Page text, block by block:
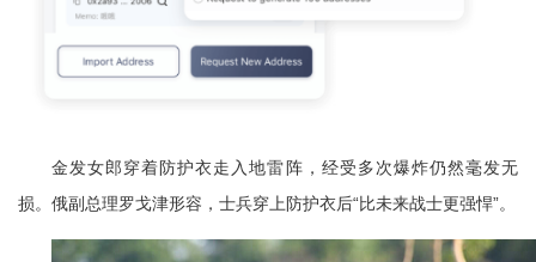
金发女郎穿着防护衣走入地雷阵，经受多次爆炸仍然毫发无
损。俄副总理罗戈津形容，士兵穿上防护衣后“比未来战士更强悍”。